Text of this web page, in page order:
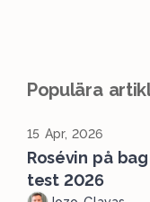
Populära
15 Apr, 2026
Rosévin på
test 2026